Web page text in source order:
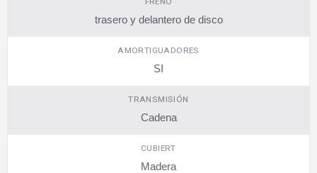
trasero y delantero de disco
AMORTIGUADORES
SI
TRANSMISIÓN
Cadena
CUBIERT
Madera